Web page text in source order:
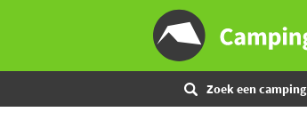
Zoek een camping